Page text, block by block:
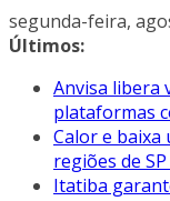
Pular
para
conteúdo
segunda-feira,
Últimos:
Anvisa libera
plataformas
Calor e baixa
regiões de
Itatiba